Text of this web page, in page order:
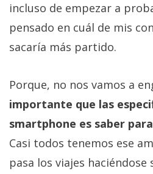
incluso de empezar a
pensado en cuál de mis
sacaría más partido.
Porque, no nos vamos a
importante que las
smartphone es saber
Casi todos tenemos ese
pasa los viajes